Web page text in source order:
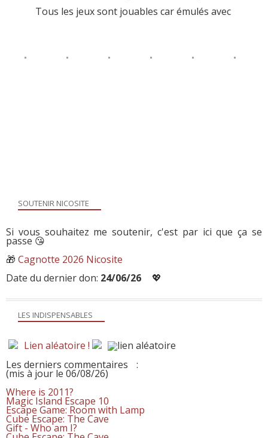
Tous les jeux sont jouables car émulés avec
LES INDISPENSABLES
Lien aléatoire !
Les derniers commentaires
:
(mis à jour le 06/08/26)
Where is 2011?
Magic Island Escape 10
Escape Game: Room with Lamp
Cube Escape: The Cave
Gift - Who am I?
SOUTENIR NICOSITE
Si vous souhaitez me soutenir, c'est par ici que ça se
passe 😘
🎁 Cagnotte 2026 Nicosite
Date du dernier don: 24/06/26 💖